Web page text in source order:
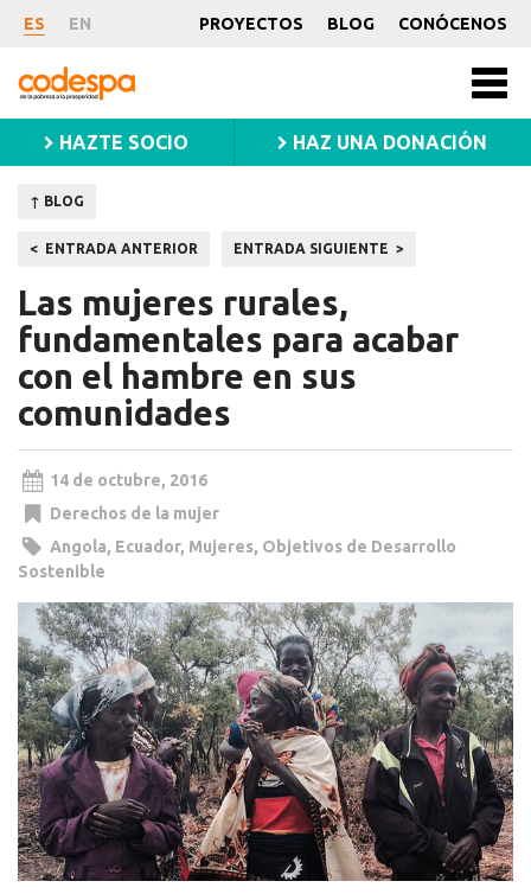
Noticia
ES EN PROYECTOS BLOG CONÓCENOS
CODESPA
HAZTE SOCIO HAZ UNA DONACIÓN
↑ BLOG
Navegación
de
entradas
ENTRADA ANTERIOR ENTRADA SIGUIENTE
Las mujeres rurales,
fundamentales para acabar
con el hambre en sus
comunidades
14 de octubre, 2016
Derechos de la mujer
Angola, Ecuador, Mujeres, Objetivos de Desarrollo
Sostenible